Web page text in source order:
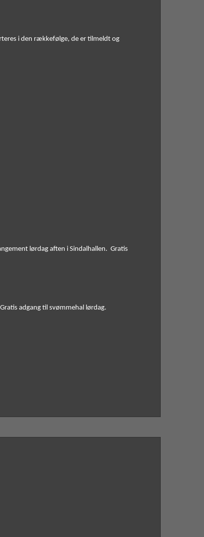
i den rækkefølge, de er tilmeldt og
lørdag aften i Sindalhallen.  Gratis
adgang til svømmehal lørdag.